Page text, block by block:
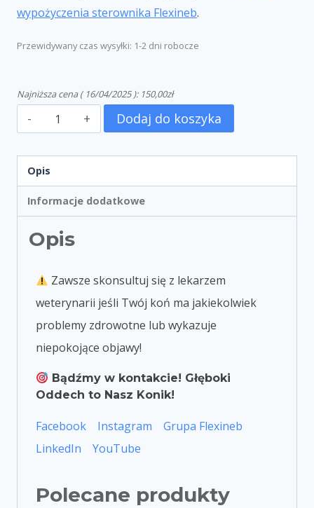
wypożyczenia sterownika Flexineb.
Przewidywany czas wysyłki: 1-2 dni robocze
Najniższa cena (16/04/2025): 150,00zł
Dodaj do koszyka
Opis
Informacje dodatkowe
Opis
Zawsze skonsultuj się z lekarzem
weterynarii jeśli Twój koń ma jakiekolwiek
problemy zdrowotne lub wykazuje
niepokojące objawy!
Bądźmy w kontakcie! Głęboki
Oddech to Nasz Konik!
Facebook Instagram
Grupa Flexineb
LinkedIn
YouTube
Polecane produkty